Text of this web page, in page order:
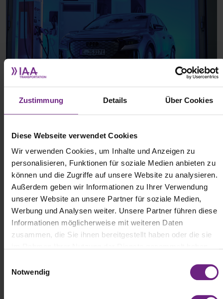
Zustimmung Details Über Cookies
Diese Webseite verwendet Cookies
Wir verwenden Cookies, um Inhalte und Anzeigen zu
personalisieren, Funktionen für soziale Medien anbieten zu
können und die Zugriffe auf unsere Website zu analysieren.
Außerdem geben wir Informationen zu Ihrer Verwendung
unserer Website an unsere Partner für soziale Medien,
Werbung und Analysen weiter. Unsere Partner führen diese
Informationen möglicherweise mit weiteren Daten
zusammen, die Sie ihnen bereitgestellt haben oder die sie
Notwendig
elektrischer Lkw und Busse
Insbesondere die Einrichtung auf Ladelösungen für den
Schwerlastverkehr kommt hier eine wichtige Rolle zu. So
ermöglicht die Einrichtung, zusammen mit Fahrzeugherstellern
Anforderungen elektrischer Lkw und Busse konzipiert sind. So ist
das Testzentrum laut E.ON europaweit die einzige Einrichtung, die
das schnelle Laden im Schwerlastverkehr mit bis zu drei Megawatt
Infrastruktur soll laut einer Mitteilung von E.ON bereits auch auf